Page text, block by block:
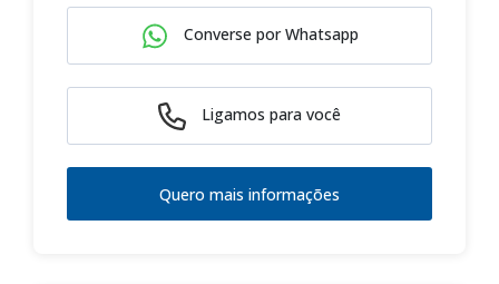
Converse por Whatsapp
Ligamos para você
Quero mais informações